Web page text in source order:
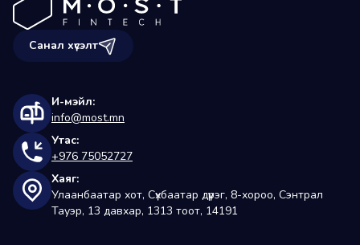
Санал хүсэлт
И-мэйл:
info@most.mn
Утас:
+976 75052727
Хаяг:
Улаанбаатар хот, Сүхбаатар дүүрэг, 8-хороо, Сэнтрал
Тауэр, 13 давхар, 1313 тоот, 14191